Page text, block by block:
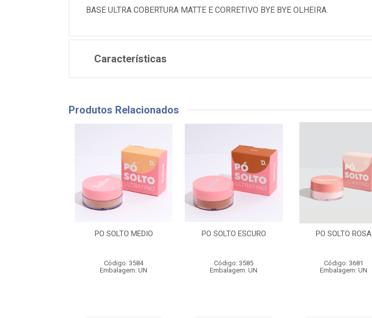
BASE ULTRA COBERTURA MATTE E CORRETIVO BYE BYE OLHEIRA.
Características
Produtos Relacionados
PO SOLTO MEDIO
Código: 3584
Embalagem: UN
PO SOLTO ESCURO
Código: 3585
Embalagem: UN
PO SOLTO ROSA
Código: 3681
Embalagem: UN